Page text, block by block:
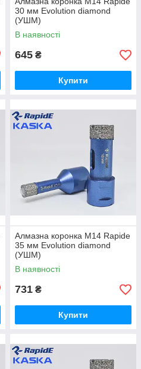
30 мм Evolution diamond
(УШМ)
В наявності
645 ₴
Купити
Алмазна коронка М14 Rapide
35 мм Evolution diamond
(УШМ)
В наявності
731 ₴
Купити